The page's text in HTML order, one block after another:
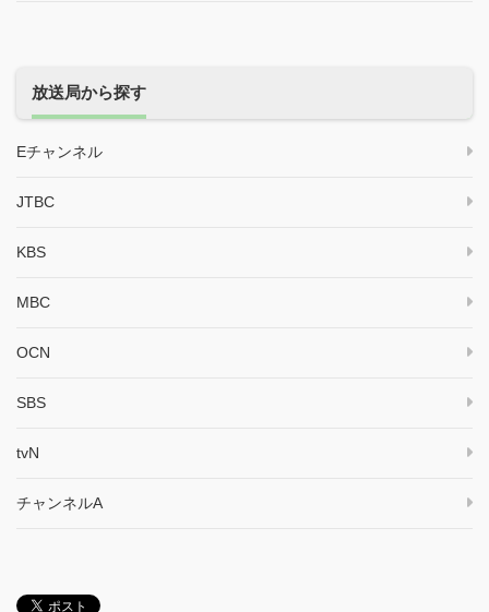
放送局から探す
Eチャンネル
JTBC
KBS
MBC
OCN
SBS
tvN
チャンネルA